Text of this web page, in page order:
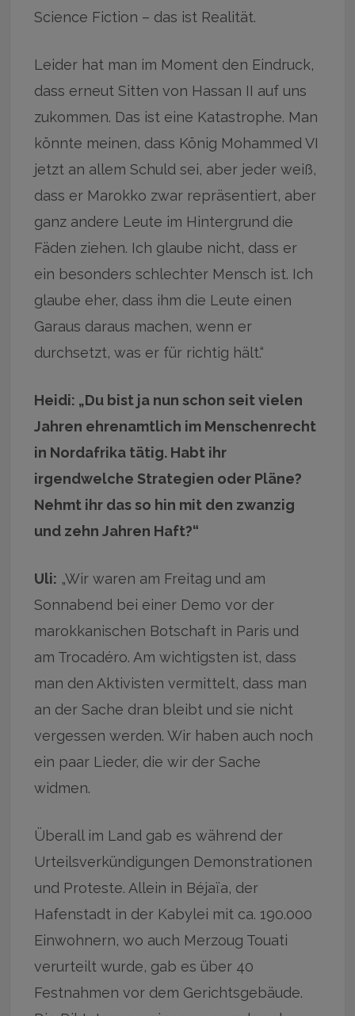
Science Fiction – das ist Realität.
Leider hat man im Moment den Eindruck,
dass erneut Sitten von Hassan II auf uns
zukommen. Das ist eine Katastrophe. Man
könnte meinen, dass König Mohammed VI
jetzt an allem Schuld sei, aber jeder weiß,
dass er Marokko zwar repräsentiert, aber
ganz andere Leute im Hintergrund die
Fäden ziehen. Ich glaube nicht, dass er
ein besonders schlechter Mensch ist. Ich
glaube eher, dass ihm die Leute einen
Garaus daraus machen, wenn er
durchsetzt, was er für richtig hält.“
Heidi: „Du bist ja nun schon seit vielen
Jahren ehrenamtlich im Menschenrecht
in Nordafrika tätig. Habt ihr
irgendwelche Strategien oder Pläne?
Nehmt ihr das so hin mit den zwanzig
und zehn Jahren Haft?“
Uli: „Wir waren am Freitag und am
Sonnabend bei einer Demo vor der
marokkanischen Botschaft in Paris und
am Trocadéro. Am wichtigsten ist, dass
man den Aktivisten vermittelt, dass man
an der Sache dran bleibt und sie nicht
vergessen werden. Wir haben auch noch
ein paar Lieder, die wir der Sache
widmen.
Überall im Land gab es während der
Urteilsverkündigungen Demonstrationen
und Proteste. Allein in Béjaïa, der
Hafenstadt in der Kabylei mit ca. 190.000
Einwohnern, wo auch Merzoug Touati
verurteilt wurde, gab es über 40
Festnahmen vor dem Gerichtsgebäude.